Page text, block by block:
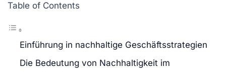
Table of Contents
Einführung in nachhaltige Geschäftsstrategien
Die Bedeutung von Nachhaltigkeit im